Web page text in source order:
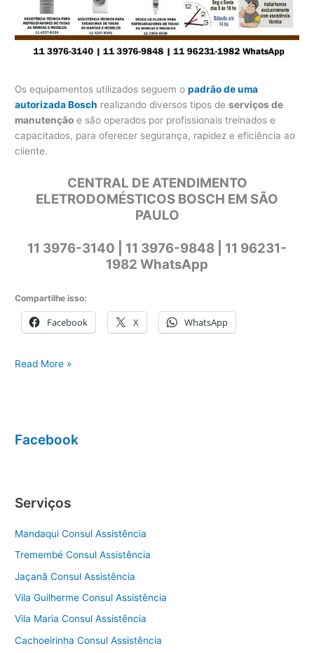
Os equipamentos utilizados seguem opadrão de uma
autorizada Bosch realizando diversos tipos deserviços de
manutenção e são operados por profissionais treinados e
capacitados, para oferecer segurança, rapidez e eficiência ao
cliente.
CENTRAL DE ATENDIMENTO
ELETRODOMÉSTICOS BOSCH EM SÃO
PAULO
11 3976-3140 | 11 3976-9848 | 11 96231-
1982 WhatsApp
Compartilhe isso:
Facebook X WhatsApp
Assistência
Read More »
Facebook
Serviços
Mandaqui Consul Assistência
Tremembé Consul Assistência
Jaçanã Consul Assistência
Vila Guilherme Consul Assistência
Vila Maria Consul Assistência
Cachoeirinha Consul Assistência